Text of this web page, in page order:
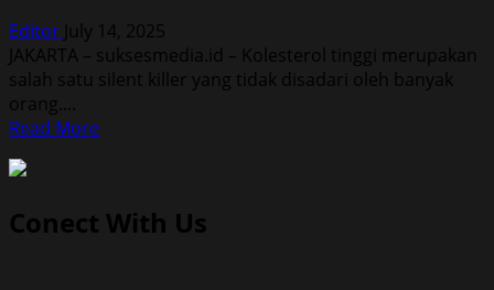
Editor July 14, 2025
JAKARTA – suksesmedia.id – Kolesterol tinggi merupakan
salah satu silent killer yang tidak disadari oleh banyak
orang....
Read MoreRead
Makanan
Conect With Us